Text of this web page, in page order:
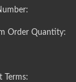
Order Quantity:
Terms: